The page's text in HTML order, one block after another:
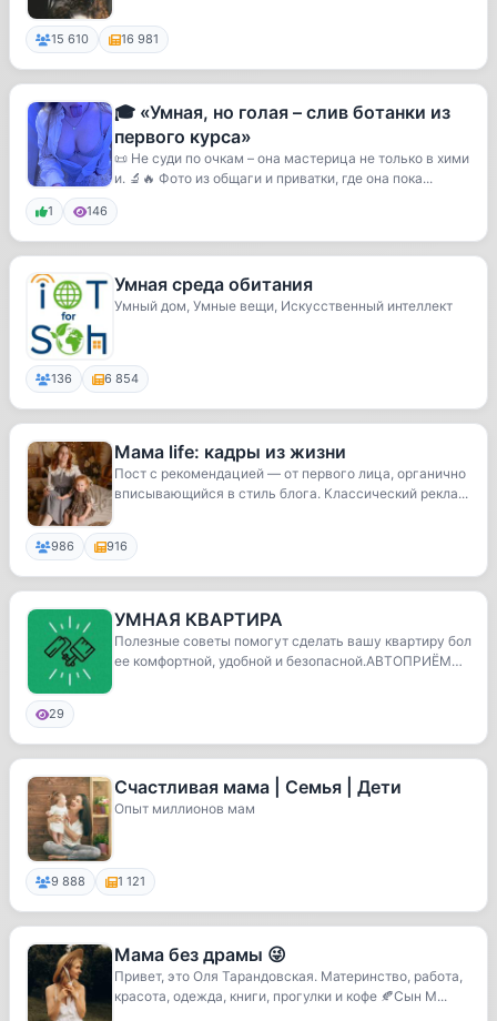
15 610 16 981
🎓 «Умная, но голая – слив ботанки из
первого курса»
📜 Не суди по очкам – она мастерица не только в хими
и. 🔬🔥 Фото из общаги и приватки, где она пока...
1 146
Умная среда обитания
Умный дом, Умные вещи, Искусственный интеллект
136 6 854
Мама life: кадры из жизни
Пост с рекомендацией — от первого лица, органично
вписывающийся в стиль блога. Классический рекла...
986 916
УМНАЯ КВАРТИРА
Полезные советы помогут сделать вашу квартиру бол
ее комфортной, удобной и безопасной.АВТОПРИЁМ👇К
29
Счастливая мама | Семья | Дети
Опыт миллионов мам
9 888 1 121
Мама без драмы 😜
Привет, это Оля Тарандовская. Материнство, работа,
красота, одежда, книги, прогулки и кофе 🍂Сын М...